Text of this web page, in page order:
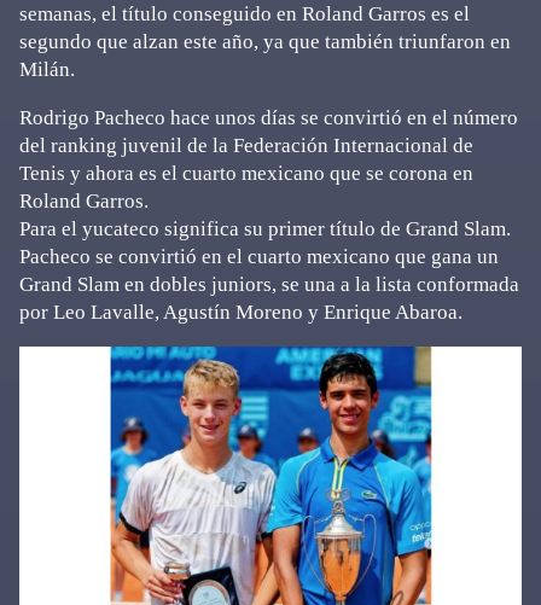
semanas, el título conseguido en Roland Garros es el
segundo que alzan este año, ya que también triunfaron en
Milán.
Rodrigo Pacheco hace unos días se convirtió en el número
del ranking juvenil de la Federación Internacional de
Tenis y ahora es el cuarto mexicano que se corona en
Roland Garros.
Para el yucateco significa su primer título de Grand Slam.
Pacheco se convirtió en el cuarto mexicano que gana un
Grand Slam en dobles juniors, se una a la lista conformada
por Leo Lavalle, Agustín Moreno y Enrique Abaroa.